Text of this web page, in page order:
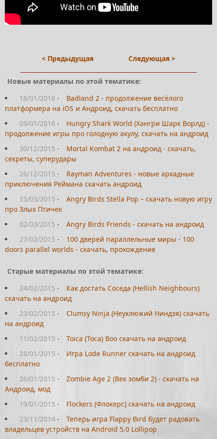
< Предыдущая Следующая >
Новые материалы по этой тематике:
18/01/2016 -
Badland 2 - продолжение весёлого
платформера на iOS и Андроид, скачать бесплатно
09/01/2016 -
Hungry Shark World (Хангри Шарк Ворлд) -
продолжение игры про голодную акулу, скачать на андроид
30/12/2015 -
Mortal Kombat 2 на андроид - скачать,
секреты, суперудары
26/12/2015 -
Rayman Adventures - новые аркадные
приключения Реймана скачать андроид
15/03/2015 -
Angry Birds Stella Pop – скачать новую игру
про Злых Птичек
02/03/2015 -
Angry Birds Friends - скачать на андроид
27/02/2015 -
100 дверей параллельные миры - 100
doors parallel worlds - скачать, прохождение
Старые материалы по этой тематике:
24/02/2015 -
Как достать Соседа (Hellish Neighbours)
скачать на андроид
23/02/2015 -
Clumsy Ninja (Неуклюжий Ниндзя) скачать
на андроид
11/02/2015 -
Toica (Toca) Boo скачать на андроид
28/01/2015 -
Игра Lode Runner скачать на андроид
бесплатно
26/01/2015 -
Zombie Age 2 (Век зомби 2) - скачать на
Андроид, мод
19/01/2015 -
Flockers (Флокерс) скачать на андроид
23/11/2014 -
Теперь игра Flappy Bird будет радовать
владельцев устройств на Android 5.0 Lollipop